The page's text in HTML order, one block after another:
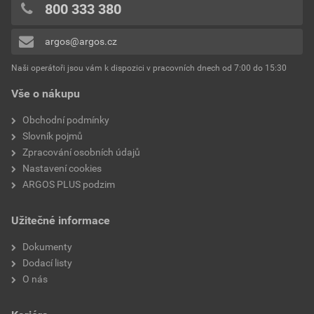
Použití
Hloubka zařízení
Druh upevnění Montáž pomocí šroubu
Vhodné pro stupeň krytí
(IP)
Ochrana povrchu
Průhledné
Antibakteriální ošetření
Povrchová úprava
Přidávat hodnocení může pouze přihlášený uživatel.
Vše o nákupu
Obchodní podmínky
Slovník pojmů
Zpracování osobních údajů
Nastavení cookies
ARGOS PLUS podzim
Užitečné informace
Dokumenty
Dodací listy
O nás
800 333 380
argos@argos.cz
Naši operátoři jsou vám k dispozici v pracovních dnech od 7:00 do 15:30